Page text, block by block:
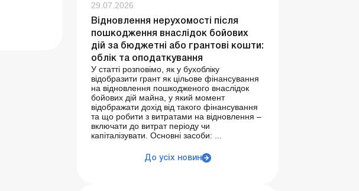
29.07.2026
Відновлення нерухомості після
пошкодження внаслідок бойових
дій за бюджетні або грантові кошти:
облік та оподаткування
У статті розповімо, як у бухобліку
відобразити грант як цільове фінансування
на відновлення пошкодженого внаслідок
бойових дій майна, у який момент
відображати дохід від такого фінансування
та що робити з витратами на відновлення –
включати до витрат періоду чи
капіталізувати. Основні засоби: ...
До усіх новин